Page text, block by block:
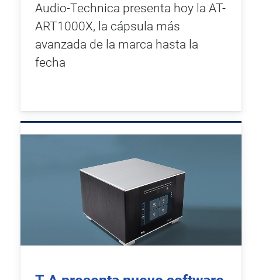
Audio-Technica presenta hoy la AT-
ART1000X, la cápsula más
avanzada de la marca hasta la
fecha